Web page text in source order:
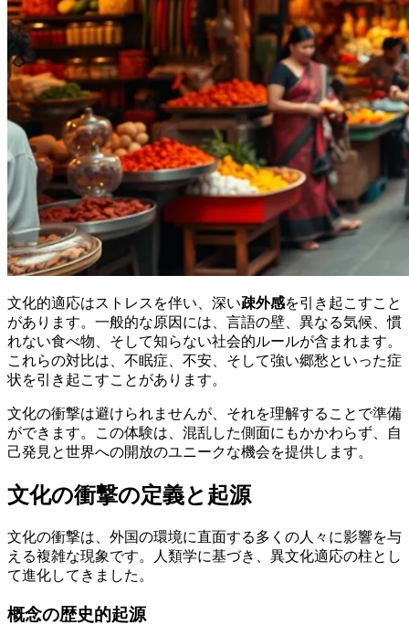
文化的適応はストレスを伴い、深い疎外感を引き起こすこと
があります。一般的な原因には、言語の壁、異なる気候、慣
れない食べ物、そして知らない社会的ルールが含まれます。
これらの対比は、不眠症、不安、そして強い郷愁といった症
状を引き起こすことがあります。
文化の衝撃は避けられませんが、それを理解することで準備
ができます。この体験は、混乱した側面にもかかわらず、自
己発見と世界への開放のユニークな機会を提供します。
文化の衝撃の定義と起源
文化の衝撃は、外国の環境に直面する多くの人々に影響を与
える複雑な現象です。人類学に基づき、異文化適応の柱とし
て進化してきました。
概念の歴史的起源